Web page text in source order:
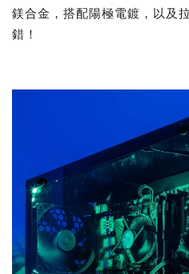
鎂合金，搭配陽極電鍍，以及
錯！